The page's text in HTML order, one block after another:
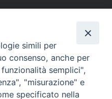
simili per
consenso, anche per
semplici",
"misurazione" e
specificato nella